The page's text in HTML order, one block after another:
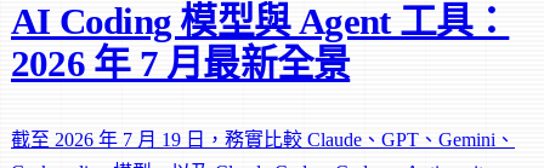
AI Coding 模型與 Agent 工具：
2026 年 7 月最新全景
截至 2026 年 7 月 19 日，務實比較 Claude、GPT、Gemini、